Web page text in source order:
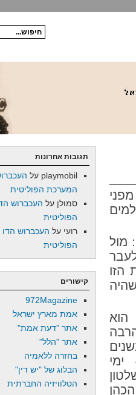
מול
הזו
הוא
תגובות אחרונות
playmobil על
המערכת הפוליטית
סמולן על העכברוש
הפוליטית
רועי על העכברוש
הפוליטית
קישורים
972Magazine
אמת מארץ ישראל
אתר "דעת אמת"
אתר "הלל"
בחזרה ללאמיה
הבלוג של "יש דין"
הטלוויזיה החברתית